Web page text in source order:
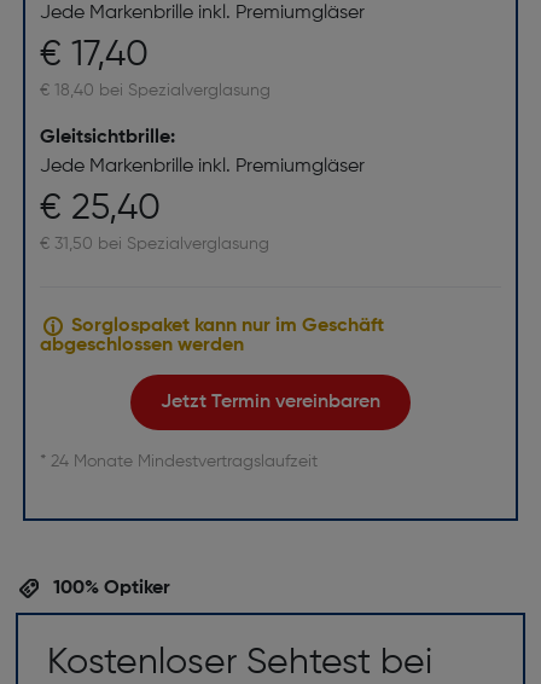
Jede Markenbrille inkl. Premiumgläser
€ 17,40
€ 18,40 bei Spezialverglasung
Gleitsichtbrille:
Jede Markenbrille inkl. Premiumgläser
€ 25,40
€ 31,50 bei Spezialverglasung
Sorglospaket kann nur im Geschäft
abgeschlossen werden
Jetzt Termin vereinbaren
* 24 Monate Mindestvertragslaufzeit
100% Optiker
Kostenloser Sehtest bei